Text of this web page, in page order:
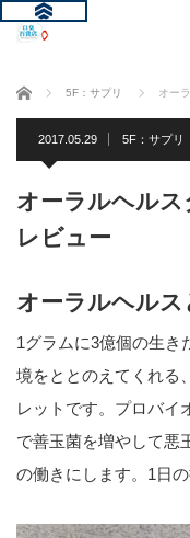
ホーム 5F：サプリ オー
2017.05.29 5F：サプリ
オーラルヘル
レビュー
オーラルヘルス
1グラムに3億個の生き
境をととのえてくれる
レットです。プロバイ
で善玉菌を増やして悪
の働きにします。1日